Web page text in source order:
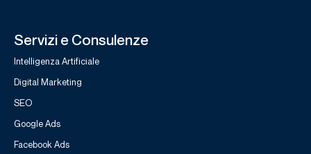
Servizi e Consulenze
Intelligenza Artificiale
Digital Marketing
SEO
Google Ads
Facebook Ads